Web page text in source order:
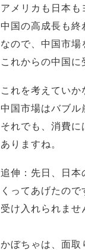
アメリカも日本も
中国の高成長も終
なので、中国市
これからの中国に
これを考えていか
中国市場はバブル
それでも、消費
ありますね。
追伸：先日、日本
くってあげたので
受け入れられませ
かぼちゃは、面取